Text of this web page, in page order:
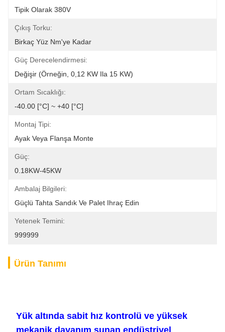
Tipik Olarak 380V
Çıkış Torku:
Birkaç Yüz Nm'ye Kadar
Güç Derecelendirmesi:
Değişir (örneğin, 0,12 KW Ila 15 KW)
Ortam Sıcaklığı:
-40.00 [°C] ~ +40 [°C]
Montaj Tipi:
Ayak Veya Flanşa Monte
Güç:
0.18KW-45KW
Ambalaj Bilgileri:
Güçlü Tahta Sandık Ve Palet Ihraç Edin
Yetenek Temini:
999999
Ürün Tanımı
Yük altında sabit hız kontrolü ve yüksek
mekanik dayanım sunan endüstriyel